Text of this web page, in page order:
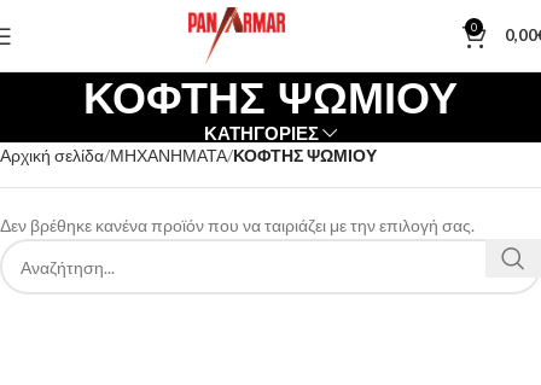
0 0,00
ΚΟΦΤΗΣ ΨΩΜΙΟΥ
ΚΑΤΗΓΟΡΙΕΣ
Αρχική σελίδα ΜΗΧΑΝΗΜΑΤΑ ΚΟΦΤΗΣ ΨΩΜΙΟΥ
Δεν βρέθηκε κανένα προϊόν που να ταιριάζει με την επιλογή σας.